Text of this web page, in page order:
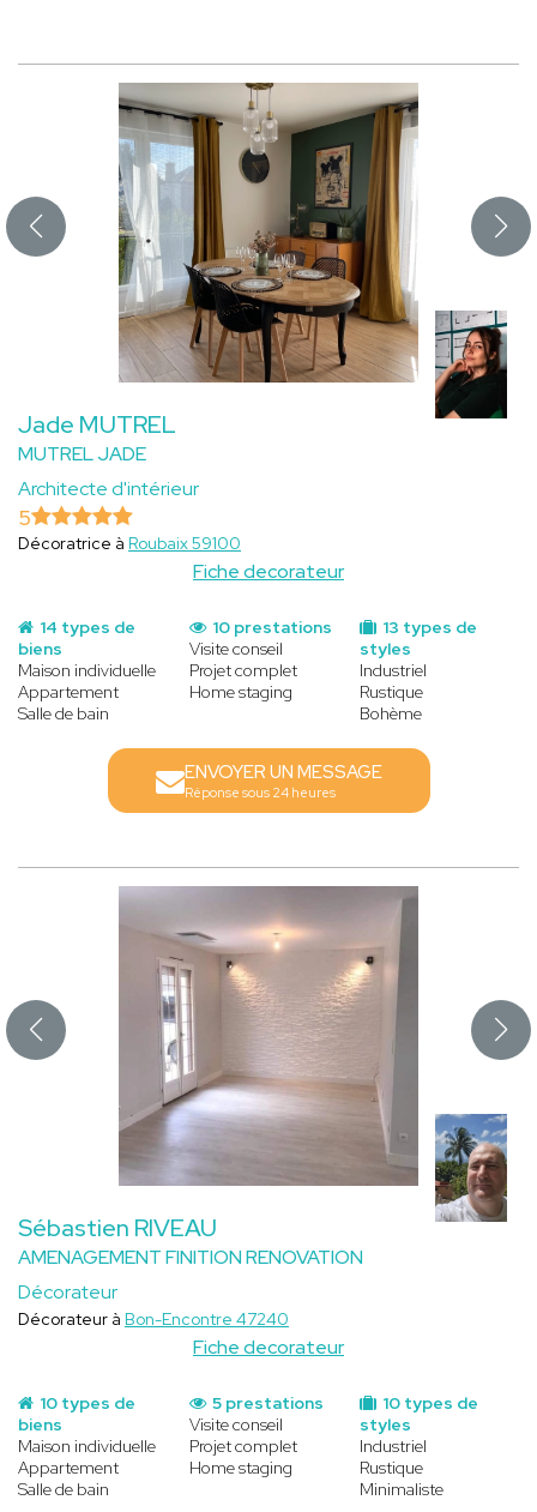
Jade MUTREL
MUTREL JADE
Architecte d'intérieur
Fiche decorateur
5
Décoratrice à Roubaix 59100
14 types de
biens
Maison individuelle
Appartement
Salle de bain
13 types de
styles
Industriel
Rustique
Bohème
10 prestations
Visite conseil
Projet complet
Home staging
ENVOYER UN MESSAGE
Réponse sous 24 heures
Sébastien RIVEAU
AMENAGEMENT FINITION RENOVATION
Décorateur
Fiche decorateur
Décorateur à Bon-Encontre 47240
10 types de
biens
Maison individuelle
Appartement
Salle de bain
10 types de
styles
Industriel
Rustique
Minimaliste
5 prestations
Visite conseil
Projet complet
Home staging